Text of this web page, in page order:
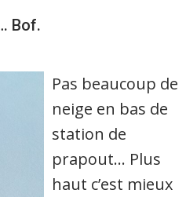
Bof.
Pas beaucoup de
neige en bas de
station de
prapout… Plus
haut c’est mieux